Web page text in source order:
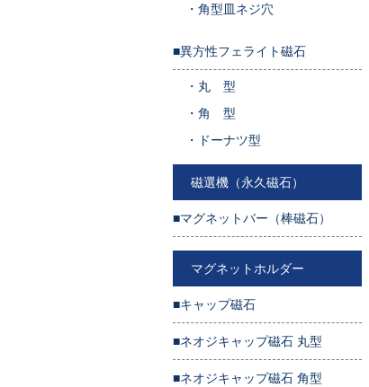
・ 角型皿ネジ穴
■異方性フェライト磁石
・ 丸 型
・ 角 型
・
ドーナツ型
磁選機（永久磁石）
■マグネットバー（棒磁石）
マグネットホルダー
■キャップ磁石
■ネオジキャップ磁石 丸型
■ネオジキャップ磁石 角型